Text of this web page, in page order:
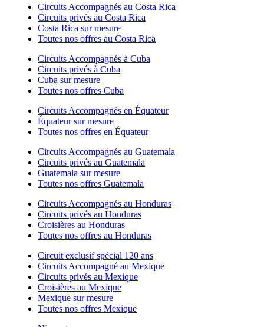
Circuits Accompagnés au Costa Rica
Circuits privés au Costa Rica
Costa Rica sur mesure
Toutes nos offres au Costa Rica
Circuits Accompagnés à Cuba
Circuits privés à Cuba
Cuba sur mesure
Toutes nos offres Cuba
Circuits Accompagnés en Équateur
Équateur sur mesure
Toutes nos offres en Équateur
Circuits Accompagnés au Guatemala
Circuits privés au Guatemala
Guatemala sur mesure
Toutes nos offres Guatemala
Circuits Accompagnés au Honduras
Circuits privés au Honduras
Croisières au Honduras
Toutes nos offres au Honduras
Circuit exclusif spécial 120 ans
Circuits Accompagné au Mexique
Circuits privés au Mexique
Croisières au Mexique
Mexique sur mesure
Toutes nos offres Mexique